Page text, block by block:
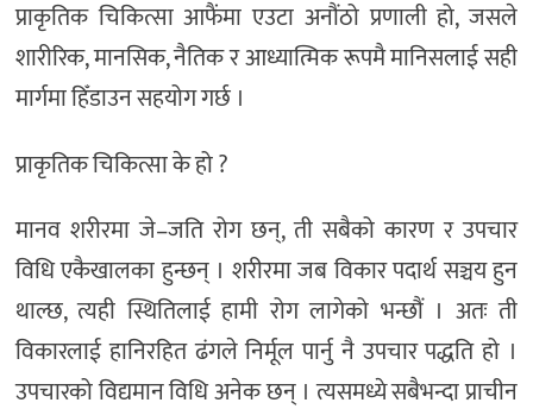
प्राकृतिक चिकित्सा आफैंमा एउटा अनौंठो प्रणाली हो, जसले
शारीरिक, मानसिक, नैतिक र आध्यात्मिक रूपमै मानिसलाई सही
मार्गमा हिँडाउन सहयोग गर्छ ।
प्राकृतिक चिकित्सा के हो ?
मानव शरीरमा जे–जति रोग छन्, ती सबैको कारण र उपचार
विधि एकैखालका हुन्छन् । शरीरमा जब विकार पदार्थ सञ्चय हुन
थाल्छ, त्यही स्थितिलाई हामी रोग लागेको भन्छौं । अतः ती
विकारलाई हानिरहित ढंगले निर्मूल पार्नु नै उपचार पद्धति हो ।
उपचारको विद्यमान विधि अनेक छन् । त्यसमध्ये सबैभन्दा प्राचीन